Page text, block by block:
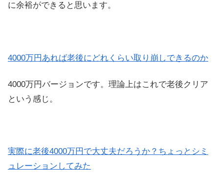
に余裕ができると思います。
4000万円あれば老後にどれくらい取り崩しできるのか
4000万円バージョンです。理論上はこれで老後クリア
という感じ。
実際に老後4000万円で大丈夫だろうか？ちょっとシミ
ュレーションしてみた